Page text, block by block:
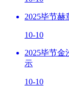
2025毕节
10-10
2025毕节
示
10-10